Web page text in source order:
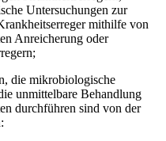
Untersuchungen zur
mithilfe von
Anreicherung oder
die mikrobiologische
unmittelbare Behandlung
durchführen sind von der